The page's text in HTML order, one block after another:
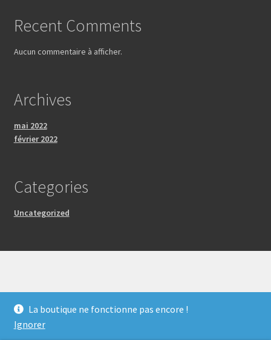
La boutique ne fonctionne pas encore !
Ignorer
Recent Comments
Aucun commentaire à afficher.
Archives
mai 2022
février 2022
Categories
Uncategorized
Mentions Légales
Built with WooCommerce